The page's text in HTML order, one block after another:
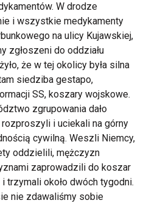
W drodze
i wszystkie medykamenty
na ulicy Kujawskiej,
zgłoszeni do oddziału
że w tej okolicy była silna
siedziba gestapo,
SS, koszary wojskowe.
zgrupowania dało
i uciekali na górny
cywilną. Weszli Niemcy,
oddzielili, mężczyzn
zaprowadzili do koszar
trzymali około dwóch tygodni.
nie zdawaliśmy sobie